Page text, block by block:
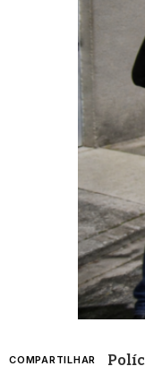
COMPARTILHAR